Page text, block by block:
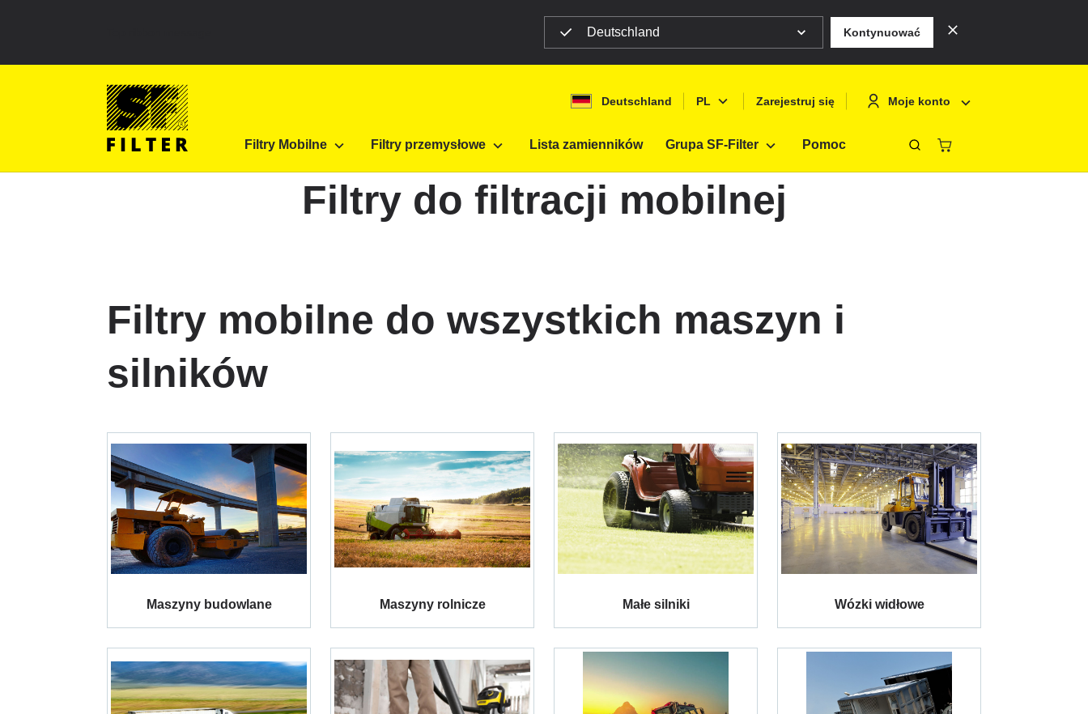
Deutschland Kontynuować
Deutschland PL
Deutsch
Zarejestruj się Moje konto
Filtry Mobilne Filtry przemysłowe Lista zamienników Grupa SF-Filter Pomoc
Strona główna SF Filter
Filtry do filtracji mobilnej
Filtry mobilne do wszystkich maszyn i
silników
Maszyny budowlane Maszyny rolnicze Małe silniki Wózki widłowe